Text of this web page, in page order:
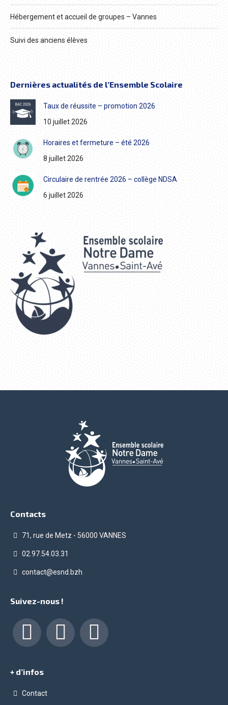
Hébergement et accueil de groupes – Vannes
Suivi des anciens élèves
Dernières actualités de l’Ensemble Scolaire
Taux de réussite – promotion 2026
10 juillet 2026
Horaires et fermeture – été 2026
8 juillet 2026
Circulaire de rentrée 2026 – collège NDSA
6 juillet 2026
Contacts
71, rue de Metz - 56000 VANNES
02.97.54.03.31
contact@esnd.bzh
Suivez-nous !
Facebook LinkedIn Instagram
+ d’infos
Contact